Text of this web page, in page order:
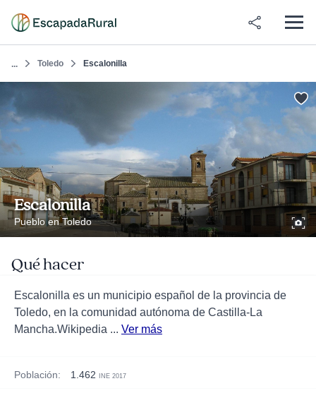
... Toledo Escalonilla
Escalonilla
Pueblo en Toledo
Qué hacer
Escalonilla es un municipio español de la provincia de
Toledo, en la comunidad autónoma de Castilla-La
Mancha.Wikipedia ... Ver más
Población: 1.462 INE 2017